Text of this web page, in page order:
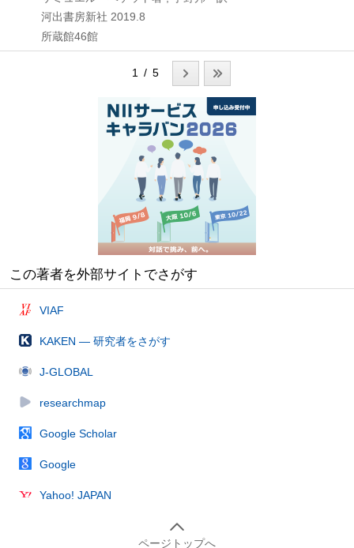
河出書房新社 2019.8
所蔵館46館
1 / 5
この著者を外部サイトでさがす
VIAF
KAKEN — 研究者をさがす
J-GLOBAL
researchmap
Google Scholar
Google
Yahoo! JAPAN
ページトップへ